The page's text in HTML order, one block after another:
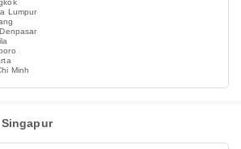
Lumpur
Minh